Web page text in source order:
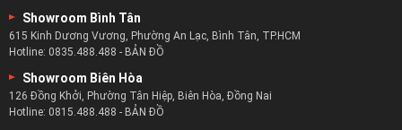
Showroom Bình Tân
615 Kinh Dương Vương, Phường An Lạc, Bình Tân, TP.HCM
Hotline: 0835.488.488 - BẢN ĐỒ
Showroom Biên Hòa
126 Đồng Khởi, Phường Tân Hiệp, Biên Hòa, Đồng Nai
Hotline: 0815.488.488 - BẢN ĐỒ